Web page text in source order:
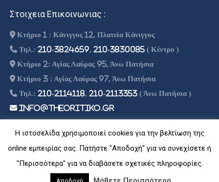
Στοιχεια Επικοινωνιας :
Κτήριο 1 : Κάνιγγος 12, Πλατεία Κάνιγγος
Τηλ.: 210-3824659 210-3830085 ( Κέντρο )
Κτήριο 2: Αγίας Λαύρας 95, Άνω Πατήσια
Κτήριο 3 : Αγίας Λαύρας 97, Άνω Πατήσια
Τηλ.: 210-2114118 210-2113353 ( Άνω Πατήσια )
info@theoritiko.gr
Athago Inc
Η ιστοσελίδα χρησιμοποιεί cookies για την βελτίωση της
online εμπειρίας σας. Πατήστε "Αποδοχή" για να συνεχίσετε ή
"Περισσότερα" για να διαβάσετε σχετικές πληροφορίες.